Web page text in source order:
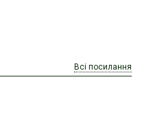
Всі посилання